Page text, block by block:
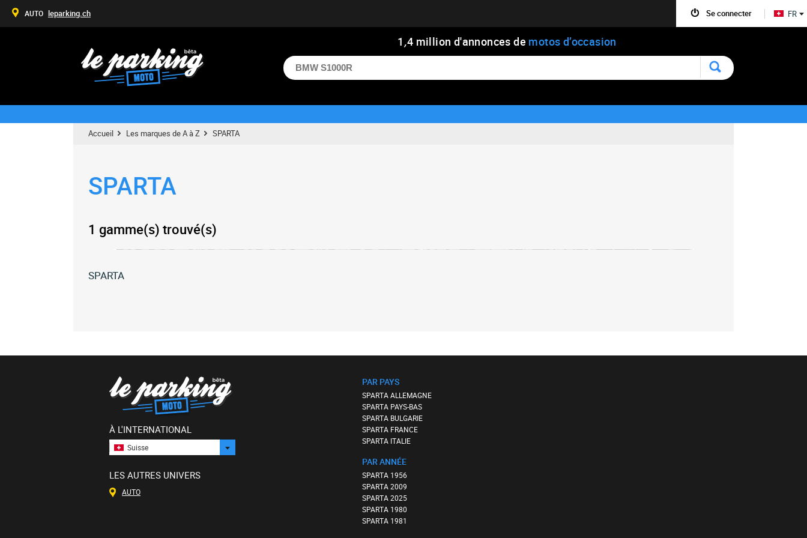
1 ,4 million d'annonces de motos d’occasion
Accueil Les marques de A à Z SPARTA
SPARTA
1 gamme(s) trouvé(s)
SPARTA
Toutes
versions
À L'INTERNATIONAL
Suisse
LES AUTRES UNIVERS
AUTO
PAR PAYS
SPARTA ALLEMAGNE
SPARTA PAYS-BAS
SPARTA BULGARIE
SPARTA FRANCE
SPARTA ITALIE
PAR ANNÉE
SPARTA 1956
SPARTA 2009
SPARTA 2025
SPARTA 1980
SPARTA 1981
Se connecter
AUTO leparking.ch FR